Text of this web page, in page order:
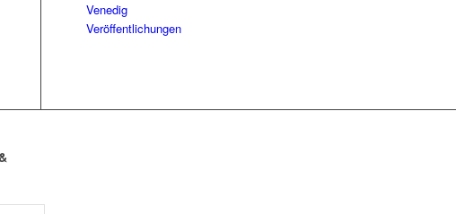
Venedig
Veröffentlichungen